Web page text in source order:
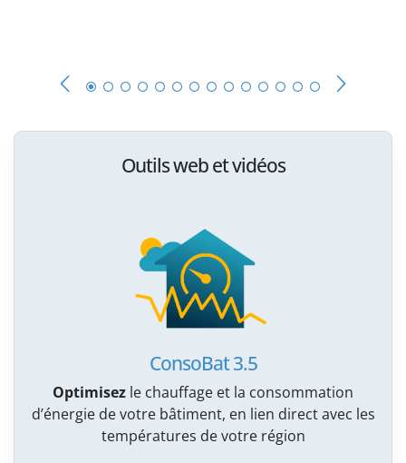
Outils web et vidéos
ConsoBat 3.5
Optimisez le chauffage et la consommation
d’énergie de votre bâtiment, en lien direct avec les
températures de votre région